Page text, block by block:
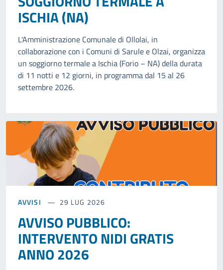
ISCHIA (NA)
L'Amministrazione Comunale di Ollolai, in
collaborazione con i Comuni di Sarule e Olzai, organizza
un soggiorno termale a Ischia (Forio – NA) della durata
di 11 notti e 12 giorni, in programma dal 15 al 26
settembre 2026.
AVVISI 29 LUG 2026
AVVISO PUBBLICO:
INTERVENTO NIDI GRATIS
ANNO 2026